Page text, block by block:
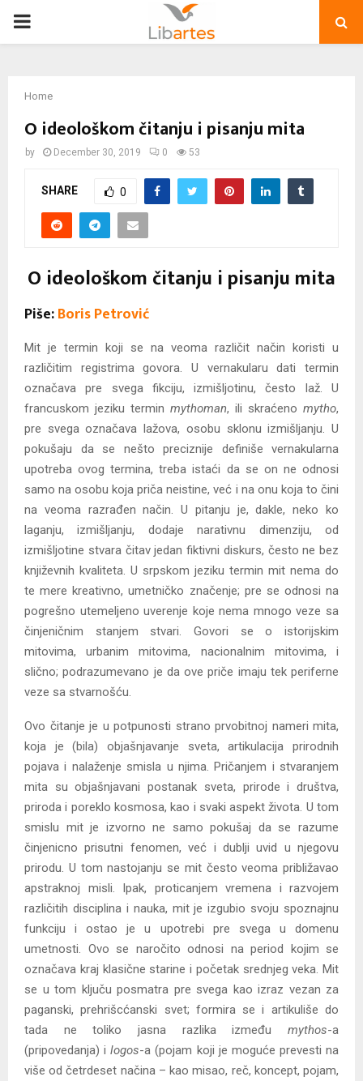
PRIMARY
Home
O ideološkom čitanju i pisanju mita
by December 30, 2019 0 53
SHARE 0
O ideološkom čitanju i pisanju mita
Piše:Boris Petrović
Mit je termin koji se na veoma različit način koristi u
različitim registrima govora. U vernakularu dati termin
označava pre svega fikciju, izmišljotinu, često laž. U
francuskom jeziku termin mythoman, ili skraćeno mytho,
pre svega označava lažova, osobu sklonu izmišljanju. U
pokušaju da se nešto preciznije definiše vernakularna
upotreba ovog termina, treba istaći da se on ne odnosi
samo na osobu koja priča neistine, već i na onu koja to čini
na veoma razrađen način. U pitanju je, dakle, neko ko
laganju, izmišljanju, dodaje narativnu dimenziju, od
izmišljotine stvara čitav jedan fiktivni diskurs, često ne bez
književnih kvaliteta. U srpskom jeziku termin mit nema do
te mere kreativno, umetničko značenje; pre se odnosi na
pogrešno utemeljeno uverenje koje nema mnogo veze sa
činjeničnim stanjem stvari. Govori se o istorijskim
mitovima, urbanim mitovima, nacionalnim mitovima, i
slično; podrazumevano je da ove priče imaju tek periferne
veze sa stvarnošću.
Ovo čitanje je u potpunosti strano prvobitnoj nameri mita,
koja je (bila) objašnjavanje sveta, artikulacija prirodnih
pojava i nalaženje smisla u njima. Pričanjem i stvaranjem
mita su objašnjavani postanak sveta, prirode i društva,
priroda i poreklo kosmosa, kao i svaki aspekt života. U tom
smislu mit je izvorno ne samo pokušaj da se razume
činjenicno prisutni fenomen, već i dublji uvid u njegovu
prirodu. U tom nastojanju se mit često veoma približavao
apstraknoj misli. Ipak, proticanjem vremena i razvojem
različitih disciplina i nauka, mit je izgubio svoju spoznajnu
funkciju i ostao je u upotrebi pre svega u domenu
umetnosti. Ovo se naročito odnosi na period kojim se
označava kraj klasične starine i početak srednjeg veka. Mit
se u tom ključu posmatra pre svega kao izraz vezan za
paganski, prehrišcćanski svet; formira se i artikuliše do
tada ne toliko jasna razlika između mythos-a
(pripovedanja) ilogos-a (pojam koji je moguće prevesti na
više od četrdeset načina – kao misao, reč, koncept, pojam,